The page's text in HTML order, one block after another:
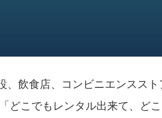
飲食店、コンビニエンスス
どこでもレンタル出来て、ど